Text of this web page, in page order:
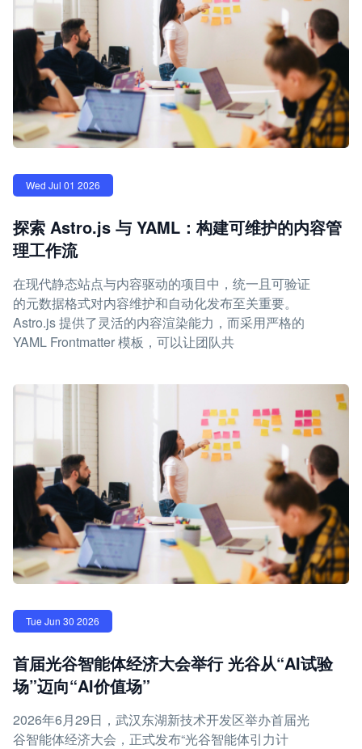
Wed Jul 01 2026
探索 Astro.js 与 YAML：构建可维护的内容管
理工作流
在现代静态站点与内容驱动的项目中，统一且可验证
的元数据格式对内容维护和自动化发布至关重要。
Astro.js 提供了灵活的内容渲染能力，而采用严格的
YAML Frontmatter 模板，可以让团队共
Tue Jun 30 2026
首届光谷智能体经济大会举行 光谷从“AI试验
场”迈向“AI价值场”
2026年6月29日，武汉东湖新技术开发区举办首届光
谷智能体经济大会，正式发布“光谷智能体引力计